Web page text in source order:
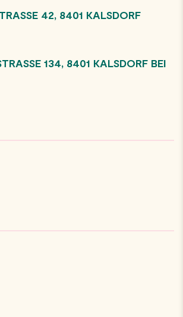
42, 8401 KALSDORF
134, 8401 KALSDORF BEI G